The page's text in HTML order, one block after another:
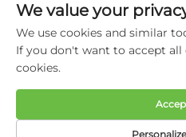
Copyright © 2025
Appliances Co,. Ltd. Alle
We value your
We use cookies and similar
If you don't want to accept all
cookies.